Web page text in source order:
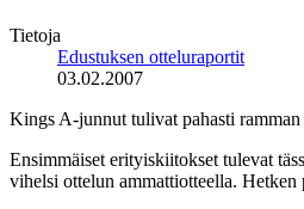
Tietoja
Edustuksen otteluraportit
03.02.2007
Kings A-junnut tulivat pahasti
Ensimmäiset erityiskiitokset tulevat
vihelsi ottelun ammattiotteella.